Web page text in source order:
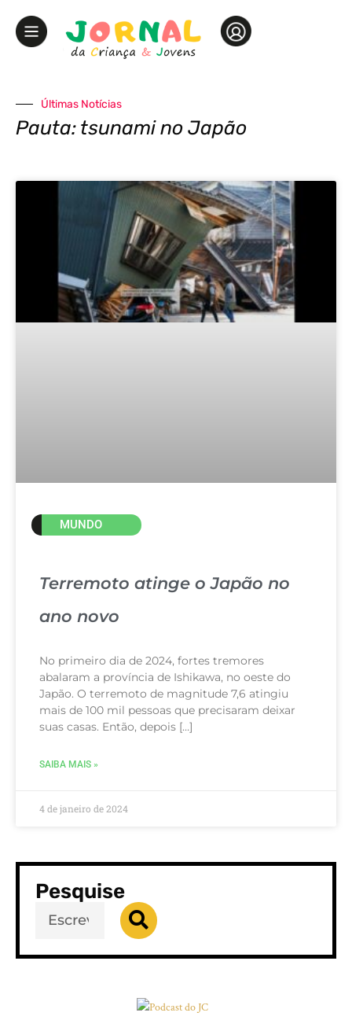
Últimas Notícias
Pauta: tsunami no Japão
MUNDO
Terremoto atinge o Japão no
ano novo
No primeiro dia de 2024, fortes tremores
abalaram a província de Ishikawa, no oeste do
Japão. O terremoto de magnitude 7,6 atingiu
mais de 100 mil pessoas que precisaram deixar
suas casas. Então, depois […]
SAIBA MAIS »
4 de janeiro de 2024
Pesquise